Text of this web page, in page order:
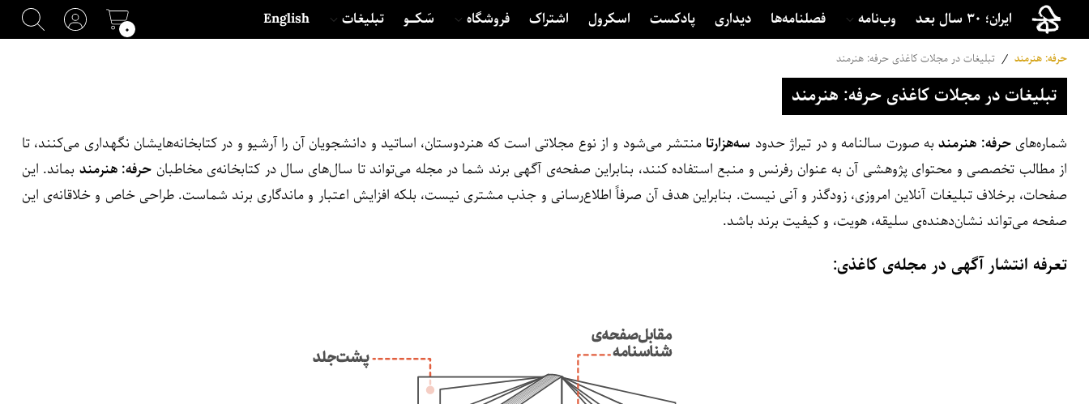
ایران؛ ۳۰ سال بعد وب‌نامه فصلنامه‌ها دیداری پادکست اسکرول اشتراک فروشگاه سَکــــو تبلیغات English
۰
حرفه: هنرمند / تبلیغات در مجلات کاغذی حرفه: هنرمند
تبلیغات در مجلات کاغذی حرفه: هنرمند
شماره‌هایحرفه: هنرمندبه صورت سالنامه و در تیراژ حدود سه‌هزارتا منتشر می‌شود و از نوع مجلاتی است که هنردوستان، اساتید و دانشجویان آن را آرشیو و در کتابخانه‌هایشان نگهداری می‌کنند، تا
از مطالب تخصصی و محتوای پژوهشی آن به عنوان رفرنس و منبع استفاده کنند، بنابراین صفحه‌ی آگهی برند شما در مجله می‌تواند تا سال‌های سال در کتابخانه‌ی مخاطبان حرفه: هنرمند بماند. این
صفحات، برخلاف تبلیغات آنلاین امروزی، زودگذر و آنی نیست. بنابراین هدف آن صرفاً اطلاع‌رسانی و جذب مشتری نیست، بلکه افزایش اعتبار و ماندگاری برند شماست. طراحی خاص و خلاقانه‌ی این
صفحه می‌تواند نشان‌دهنده‌ی سلیقه، هویت، و کیفیت برند باشد.
تعرفه انتشار آگهی در مجله‌ی کاغذی: